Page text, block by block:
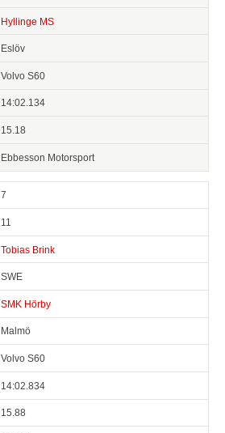
Hyllinge MS
Eslöv
Volvo S60
14:02.134
15.18
Ebbesson Motorsport
7
11
Tobias Brink
SWE
SMK Hörby
Malmö
Volvo S60
14:02.834
15.88